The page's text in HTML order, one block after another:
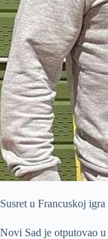
Susret u Francuskoj
Novi Sad je otputovao